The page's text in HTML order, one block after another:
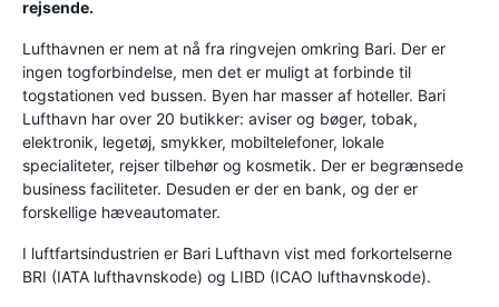
rejsende.
Lufthavnen er nem at nå fra ringvejen omkring Bari. Der er
ingen togforbindelse, men det er muligt at forbinde til
togstationen ved bussen. Byen har masser af hoteller. Bari
Lufthavn har over 20 butikker: aviser og bøger, tobak,
elektronik, legetøj, smykker, mobiltelefoner, lokale
specialiteter, rejser tilbehør og kosmetik. Der er begrænsede
business faciliteter. Desuden er der en bank, og der er
forskellige hæveautomater.
I luftfartsindustrien er Bari Lufthavn vist med forkortelserne
BRI (IATA lufthavnskode) og LIBD (ICAO lufthavnskode).